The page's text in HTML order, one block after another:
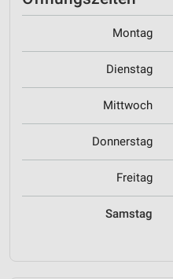
Montag
Dienstag
Mittwoch
Donnerstag
Freitag
Samstag